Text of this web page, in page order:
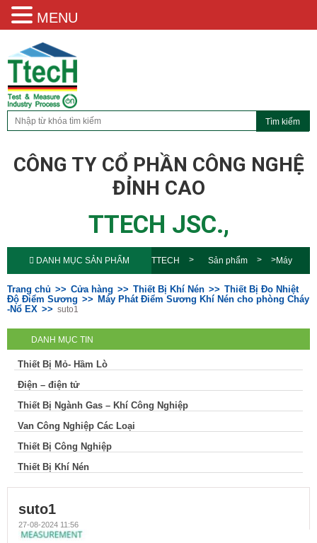
CÔNG TY CỔ PHẦN CÔNG NGHỆ
ĐỈNH CAO
TTECH JSC.,
DANH MỤC SẢN PHẨM TTECH Sản phẩm Máy
Phát Điểm Sương Khí Nén cho phòng
Trang chủ Cửa hàng Thiết Bị Khí Nén
Thiết Bị Đo Nhiệt
Độ Điểm Sương
Máy Phát Điểm Sương Khí Nén cho phòng Cháy
-Nổ EX
suto1
DANH MỤC TIN
Thiết Bị Mỏ- Hầm Lò
Điện – điện tử
Thiết Bị Ngành Gas – Khí Công Nghiệp
Van Công Nghiệp Các Loại
Thiết Bị Công Nghiệp
Thiết Bị Khí Nén
suto1
27-08-2024 11:56
MENU